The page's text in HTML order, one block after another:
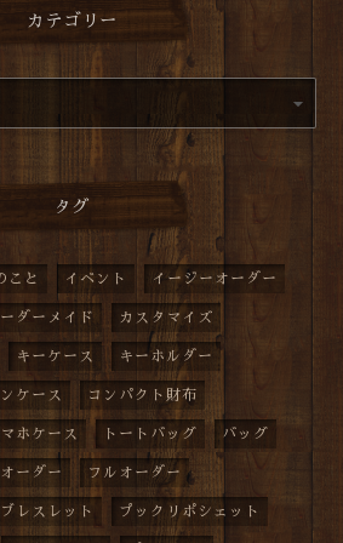
カテゴリー
タグ
こと イベント イージーオーダー
ダーメイド カスタマイズ
キーケース キーホルダー
ケース コンパクト財布
ホケース トートバッグ バッグ
ーダー フルオーダー
ブレスレット プックリポシェット